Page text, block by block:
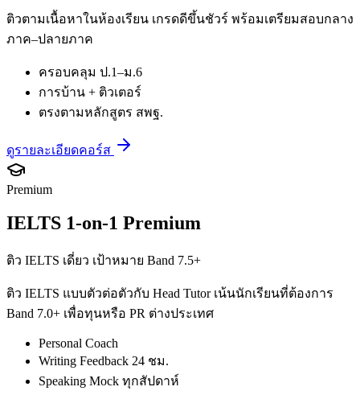
ติวตามเนื้อหาในห้องเรียน เกรดดีขึ้นชัวร์ พร้อมเตรียมสอบกลาง
ภาค–ปลายภาค
ครอบคลุม ป.1–ม.6
การบ้าน + ติวเตอร์
ตรงตามหลักสูตร สพฐ.
ดูรายละเอียดคอร์ส
Premium
IELTS 1-on-1 Premium
ติว IELTS เดี่ยว เป้าหมาย Band 7.5+
ติว IELTS แบบตัวต่อตัวกับ Head Tutor เน้นนักเรียนที่ต้องการ
Band 7.0+ เพื่อทุนหรือ PR ต่างประเทศ
Personal Coach
Writing Feedback 24 ชม.
Speaking Mock ทุกสัปดาห์